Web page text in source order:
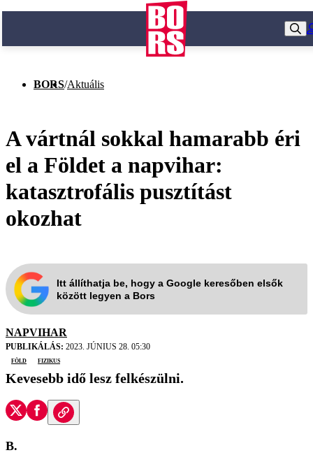
BORS/Aktuális
A vártnál sokkal hamarabb éri
el a Földet a napvihar:
katasztrofális pusztítást
okozhat
Itt állíthatja be, hogy a Google keresőben elsők
között legyen a Bors
NAPVIHAR
PUBLIKÁLÁS: 2023. JÚNIUS 28. 05:30
Föld
fizikus
Kevesebb idő lesz felkészülni.
B.